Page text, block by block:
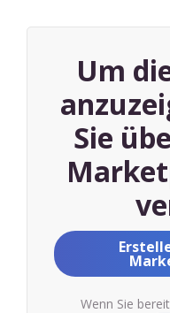
Um
Sie
Wenn Sie